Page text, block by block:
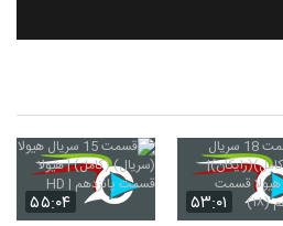
۵۳:۰۱ ۵۵:۰۴